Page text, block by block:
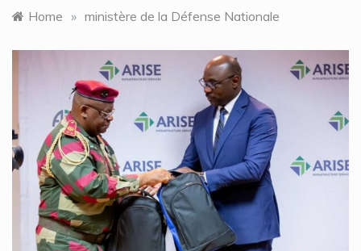
Home » ministère de la Défense Nationale